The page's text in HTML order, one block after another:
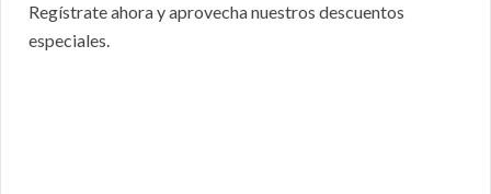
Regístrate ahora y aprovecha nuestros descuentos
especiales.